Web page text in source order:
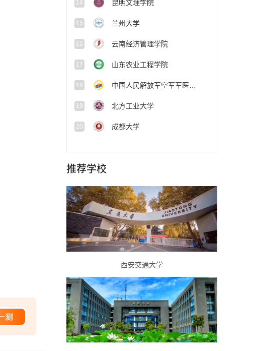
14 昆明文理学院
15 兰州大学
16 云南经济管理学院
17 山东农业工程学院
18
19 北方工业大学
20 成都大学
推荐学校
西安交通大学